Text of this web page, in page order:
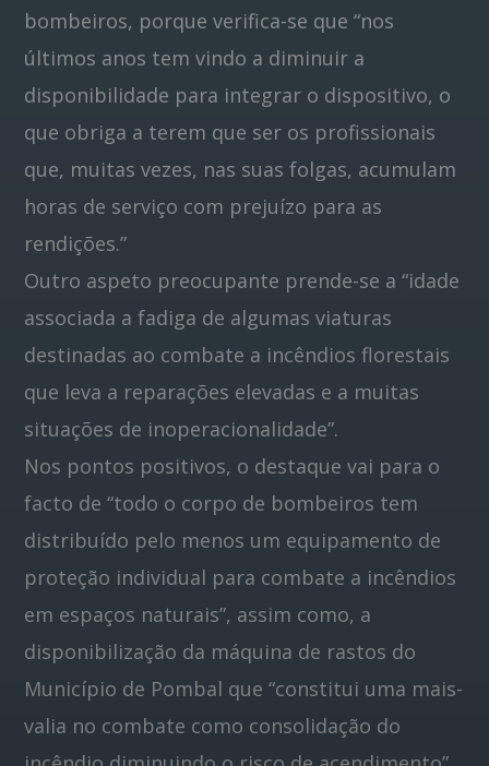
bombeiros, porque verifica-se que “nos
últimos anos tem vindo a diminuir a
disponibilidade para integrar o dispositivo, o
que obriga a terem que ser os profissionais
que, muitas vezes, nas suas folgas, acumulam
horas de serviço com prejuízo para as
rendições.”
Outro aspeto preocupante prende-se a “idade
associada a fadiga de algumas viaturas
destinadas ao combate a incêndios florestais
que leva a reparações elevadas e a muitas
situações de inoperacionalidade”.
Nos pontos positivos, o destaque vai para o
facto de “todo o corpo de bombeiros tem
distribuído pelo menos um equipamento de
proteção individual para combate a incêndios
em espaços naturais”, assim como, a
disponibilização da máquina de rastos do
Município de Pombal que “constitui uma mais-
valia no combate como consolidação do